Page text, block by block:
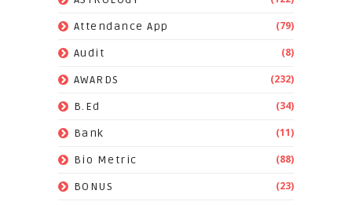
Attendance App (79)
Audit (8)
AWARDS (232)
B.Ed (34)
Bank (11)
Bio Metric (88)
BONUS (23)